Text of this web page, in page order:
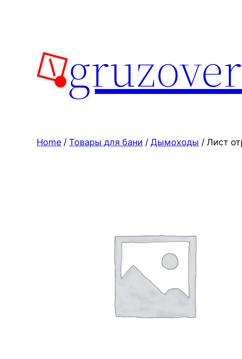
Home /Товары для бани /Дымоходы / Лист